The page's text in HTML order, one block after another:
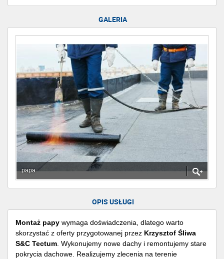
GALERIA
papa
OPIS USŁUGI
Montaż papy wymaga doświadczenia, dlatego warto
skorzystać z oferty przygotowanej przez Krzysztof Śliwa
S&C Tectum. Wykonujemy nowe dachy i remontujemy stare
pokrycia dachowe. Realizujemy zlecenia na terenie